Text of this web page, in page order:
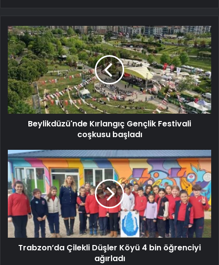
Beylikdüzü'nde Kırlangıç Gençlik Festivali
coşkusu başladı
Trabzon’da Çilekli Düşler Köyü 4 bin öğrenciyi
ağırladı